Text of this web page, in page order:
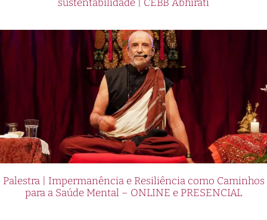
sustentabilidade | CEBB Abhirati
Palestra | Impermanência e Resiliência como Caminhos
para a Saúde Mental – ONLINE e PRESENCIAL